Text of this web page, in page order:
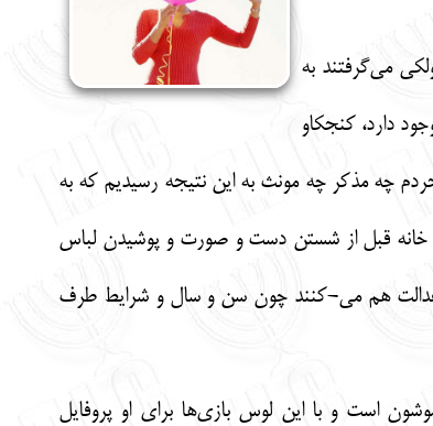
می‌گرفتند به
دارد، کنجکاو
چه مذکر چه مونث به این نتیجه رسیدیم که به
خانه قبل از شستن دست و صورت و پوشیدن لباس
عدالت هم می-کنند چون سن و سال و شرایط طرف
است و با این لوس بازی‌ها برای او پروفایل